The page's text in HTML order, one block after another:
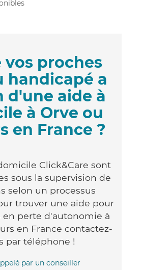
vos proches
handicapé a
d'une aide à
à Orve ou
en France ?
Click&Care sont
sous la supervision de
selon un processus
trouver une aide pour
en perte d'autonomie à
en France contactez-
par téléphone !
par un conseiller